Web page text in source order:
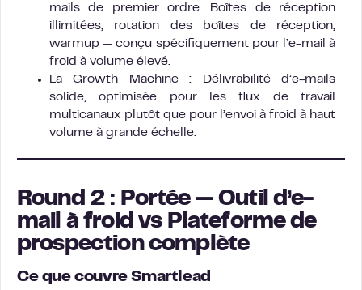
mails de premier ordre. Boîtes de réception
illimitées, rotation des boîtes de réception,
warmup — conçu spécifiquement pour l’e-mail à
froid à volume élevé.
La Growth Machine : Délivrabilité d’e-mails
solide, optimisée pour les flux de travail
multicanaux plutôt que pour l’envoi à froid à haut
volume à grande échelle.
Round 2 : Portée — Outil d’e-
mail à froid vs Plateforme de
prospection complète
Ce que couvre Smartlead